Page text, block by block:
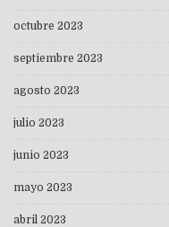
octubre 2023
septiembre 2023
agosto 2023
julio 2023
junio 2023
mayo 2023
abril 2023